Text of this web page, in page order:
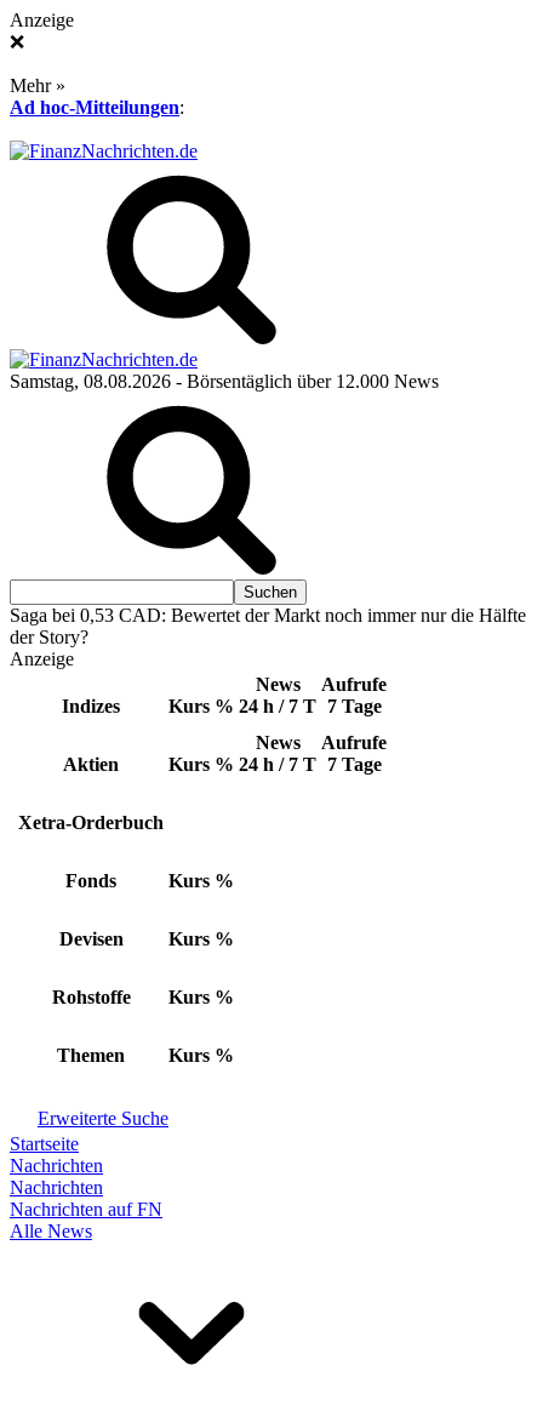
Anzeige
❌
Mehr »
Ad hoc-Mitteilungen:
Samstag, 08.08.2026 - Börsentäglich über 12.000 News
Saga bei 0,53 CAD: Bewertet der Markt noch immer nur die Hälfte
der Story?
Anzeige
Indizes Kurs %
News
24 h / 7 T
Aufrufe
7 Tage
Aktien Kurs %
News
24 h / 7 T
Aufrufe
7 Tage
Xetra-Orderbuch
Fonds Kurs %
Devisen Kurs %
Rohstoffe Kurs %
Themen Kurs %
Erweiterte Suche
Startseite
Nachrichten
Nachrichten
Nachrichten auf FN
Alle News